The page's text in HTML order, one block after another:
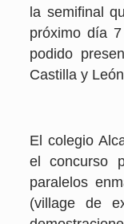
la semifinal
próximo día
podido
Castilla y
El colegio
el concurso
paralelos
(village de